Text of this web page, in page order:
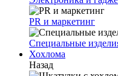
PR и маркетинг
Специальные
Хохлома
Назад